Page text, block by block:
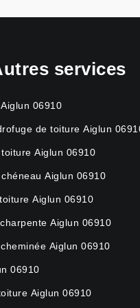
services
06910
de toiture Aiglun
Aiglun 06910
Aiglun 06910
Aiglun 06910
Aiglun 06910
Aiglun 06910
06910
Aiglun 06910